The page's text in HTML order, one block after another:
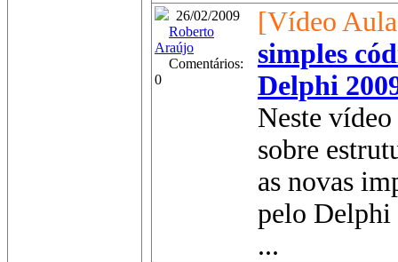
26/02/2009
Roberto
Araújo
Comentários:
0
[Vídeo
simples
Delphi
Neste
sobre
as novas
pelo Delphi
...